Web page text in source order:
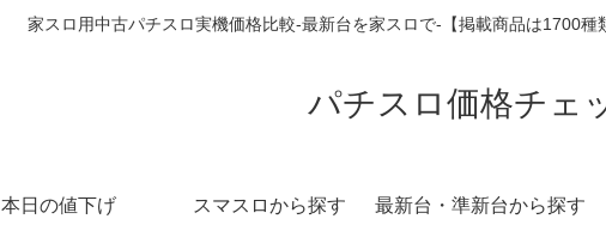
家スロ用中古パチスロ実機価格比較-最新台を家スロで-【掲載商品は1700種
パチスロ価格チェ
本日の値下げ スマスロから探す 最新台・準新台から探す